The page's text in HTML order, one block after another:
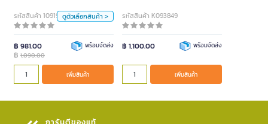
รหัสสินค้า 1091943ดูตัวเลือกสินค้า >
฿ 981.00
฿ 1,090.00
พร้อมจัดส่ง
เพิ่มสินค้า
ด้าม
สี
เพิ่มสินค้า
รหัสสินค้า K093849
฿ 1,100.00 พร้อมจัดส่ง
เพิ่มสินค้า